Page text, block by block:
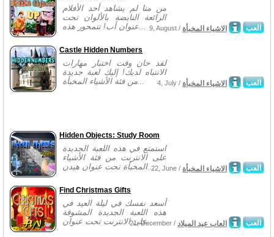
من منا لم يشاهد أحد الأفلام
الرائعة النابضة بالألوان تحت
عنوان أب! تتمحور هذه...
العب 9, August / الاشياء المخبأة
Castle Hidden Numbers
لقد حان وقت اختبار مهارات
الانتباه لديك! إليك لعبة جديدة
من فئة الأشياء المخبأة...
العب 4, July / الاشياء المخبأة
Hidden Objects: Study Room
استمتع في هذه اللعبة الجديدة
على الانترنت من فئة الأشياء
المخبأة تحت عنوان هيدن...
العب 22, June / الاشياء المخبأة
Find Christmas Gifts
أسعد نفسك في ليلة العيد في
هذه اللعبة الجديدة المشوقة
على الانترنت تحت عنوان...
العب 21, December / العاب عيد الميلاد